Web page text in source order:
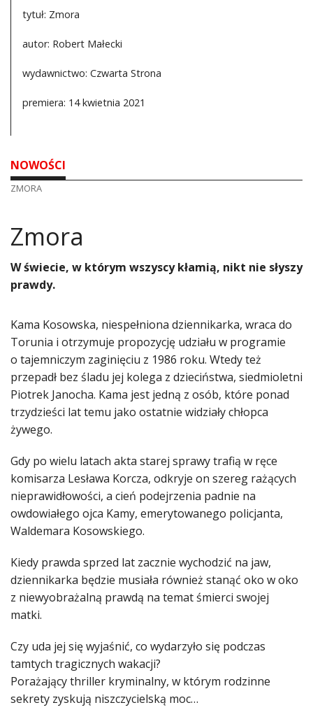
tytuł: Zmora
autor: Robert Małecki
wydawnictwo: Czwarta Strona
premiera: 14 kwietnia 2021
NOWOŚCI
ZMORA
Zmora
W świecie, w którym wszyscy kłamią, nikt nie słyszy
prawdy.
Kama Kosowska, niespełniona dziennikarka, wraca do
Torunia i otrzymuje propozycję udziału w programie
o tajemniczym zaginięciu z 1986 roku. Wtedy też
przepadł bez śladu jej kolega z dzieciństwa, siedmioletni
Piotrek Janocha. Kama jest jedną z osób, które ponad
trzydzieści lat temu jako ostatnie widziały chłopca
żywego.
Gdy po wielu latach akta starej sprawy trafią w ręce
komisarza Lesława Korcza, odkryje on szereg rażących
nieprawidłowości, a cień podejrzenia padnie na
owdowiałego ojca Kamy, emerytowanego policjanta,
Waldemara Kosowskiego.
Kiedy prawda sprzed lat zacznie wychodzić na jaw,
dziennikarka będzie musiała również stanąć oko w oko
z niewyobrażalną prawdą na temat śmierci swojej
matki.
Czy uda jej się wyjaśnić, co wydarzyło się podczas
tamtych tragicznych wakacji?
Porażający thriller kryminalny, w którym rodzinne
sekrety zyskują niszczycielską moc…